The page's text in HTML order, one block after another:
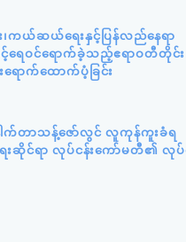
ကယ်ဆယ်ရေးနှင့်ပြန်လည်နေရာ
ာင့်ရေဝင်ရောက်ခဲ့သည့်ဧရာဝတီတိုင်း
ောက်ထောက်ပံ့ခြင်း
ေါက်တာသန့်ဇော်လွင် လူကုန်ကူးခံရ
းဆိုင်ရာ လုပ်ငန်းကော်မတီ၏ လုပ်